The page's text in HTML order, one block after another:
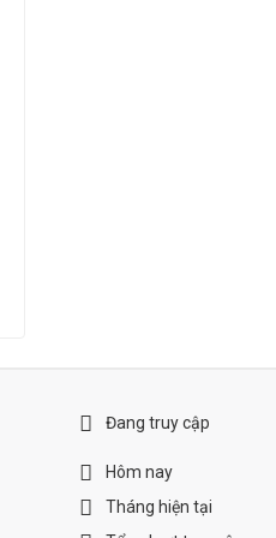
Đang truy cập
Hôm nay
Tháng hiện tại